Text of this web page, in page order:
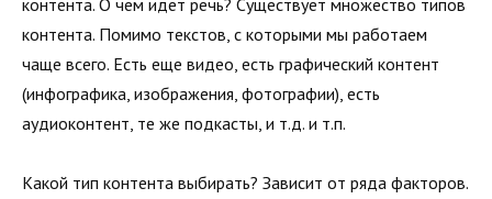
контента. О чем идет речь? Существует множество типов
контента. Помимо текстов, с которыми мы работаем
чаще всего. Есть еще видео, есть графический контент
(инфографика, изображения, фотографии), есть
аудиоконтент, те же подкасты, и т.д. и т.п.
Какой тип контента выбирать? Зависит от ряда факторов.